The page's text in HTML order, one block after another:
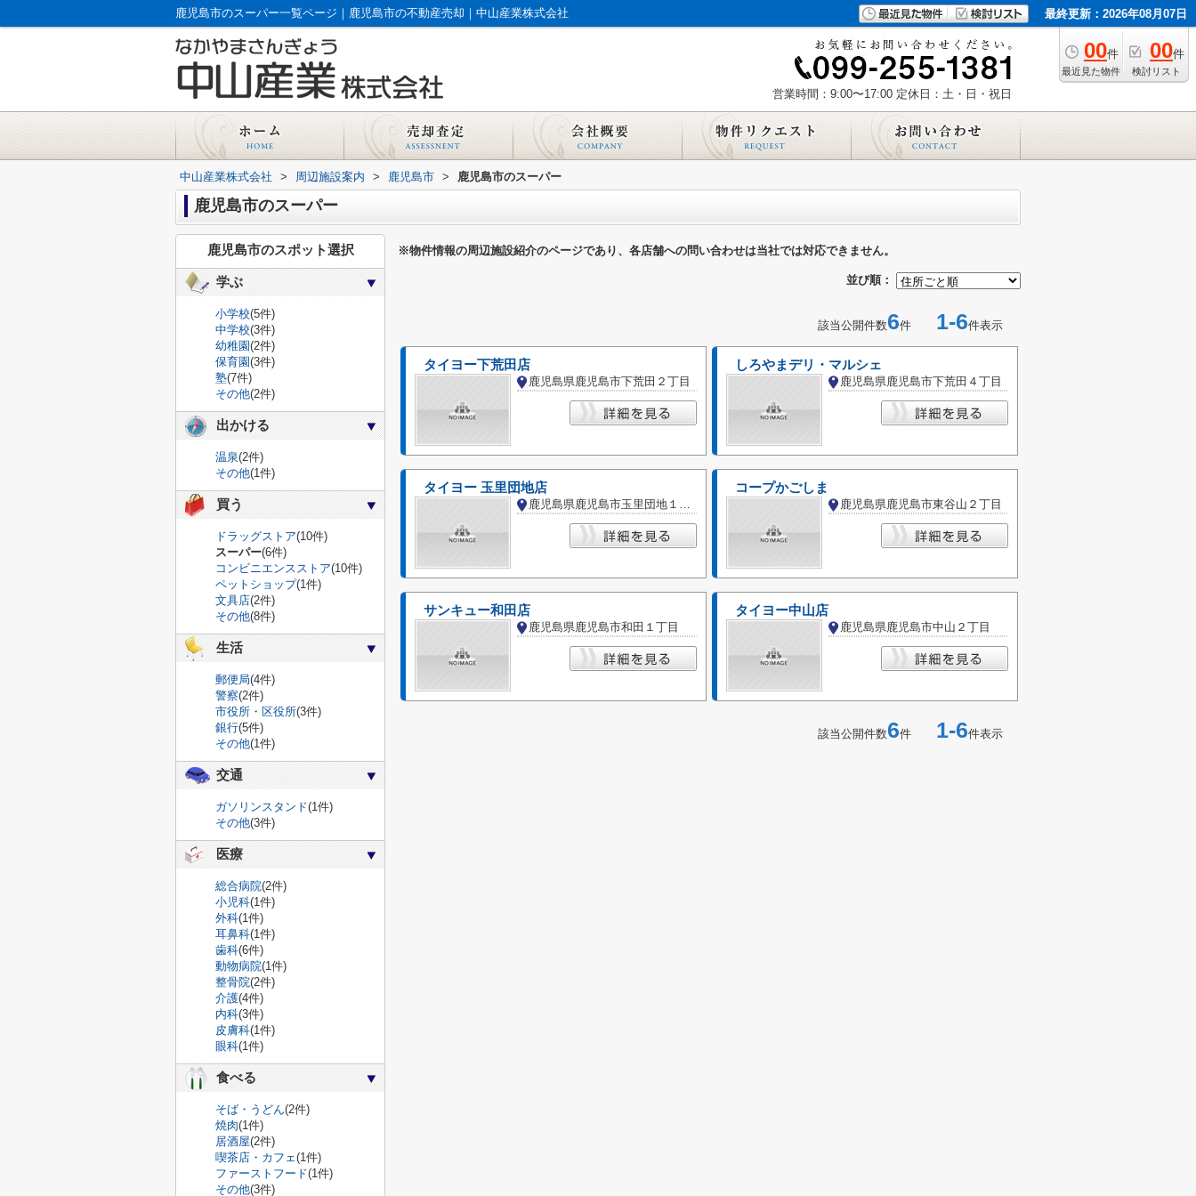
鹿児島市のスーパー一覧ページ｜鹿児島市の不動産売却｜中山産業株式会社 最終更新：2026年08月07日
00件
最近見た物件
00件
検討リスト
営業時間：9:00〜17:00 定休日：土・日・祝日
中山産業株式会社 > 周辺施設案内 > 鹿児島市 > 鹿児島市のスーパー
鹿児島市のスーパー
※物件情報の周辺施設紹介のページであり、各店舗への問い合わせは当社では対応できません。
並び順：
該当公開件数6件 1-6件表示
タイヨー下荒田店
鹿児島県鹿児島市下荒田２丁目
しろやまデリ・マルシェ
鹿児島県鹿児島市下荒田４丁目
タイヨー 玉里団地店
鹿児島県鹿児島市玉里団地１丁目
コープかごしま
鹿児島県鹿児島市東谷山２丁目
サンキュー和田店
鹿児島県鹿児島市和田１丁目
タイヨー中山店
鹿児島県鹿児島市中山２丁目
該当公開件数6件 1-6件表示
鹿児島市のスポット選択
学ぶ
小学校(5件)
中学校(3件)
幼稚園(2件)
保育園(3件)
塾(7件)
その他(2件)
出かける
温泉(2件)
その他(1件)
買う
ドラッグストア(10件)
スーパー(6件)
コンビニエンスストア(10件)
ペットショップ(1件)
文具店(2件)
その他(8件)
生活
郵便局(4件)
警察(2件)
市役所・区役所(3件)
銀行(5件)
その他(1件)
交通
ガソリンスタンド(1件)
その他(3件)
医療
総合病院(2件)
小児科(1件)
外科(1件)
耳鼻科(1件)
歯科(6件)
動物病院(1件)
整骨院(2件)
介護(4件)
内科(3件)
皮膚科(1件)
眼科(1件)
食べる
そば・うどん(2件)
焼肉(1件)
居酒屋(2件)
喫茶店・カフェ(1件)
ファーストフード(1件)
その他(3件)